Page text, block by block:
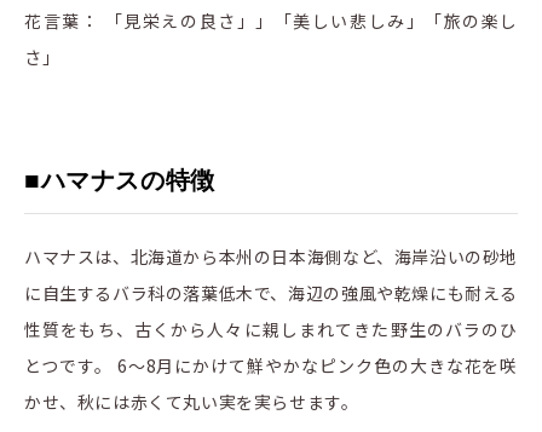
花言葉： 「見栄えの良さ」」「美しい悲しみ」「旅の楽し
さ」
■ハマナスの特徴
ハマナスは、北海道から本州の日本海側など、海岸沿いの砂地
に自生するバラ科の落葉低木で、海辺の強風や乾燥にも耐える
性質をもち、古くから人々に親しまれてきた野生のバラのひ
とつです。 6〜8月にかけて鮮やかなピンク色の大きな花を咲
かせ、秋には赤くて丸い実を実らせます。